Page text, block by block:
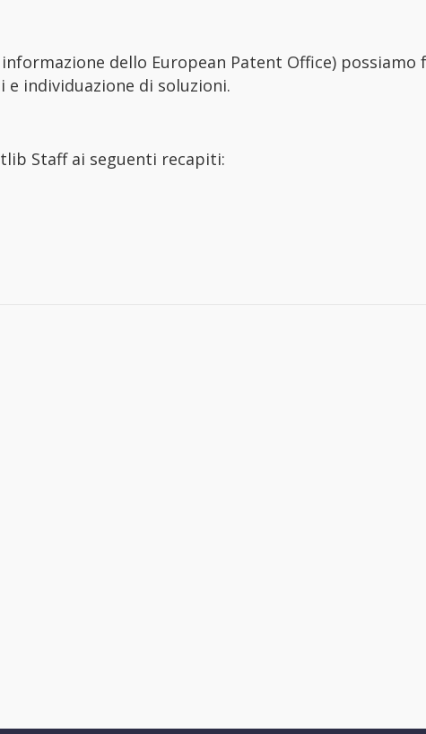
dello European Patent Office) possiamo
individuazione di soluzioni.
Staff ai seguenti recapiti: